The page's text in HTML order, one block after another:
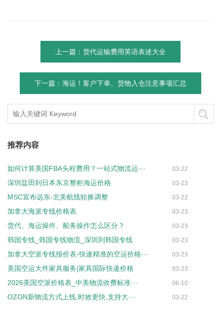
上一篇：货代运输费用英语表述大全
下一篇：海运！客户下单、货物入仓注意事项汇总
推荐内容
如何计算美国FBA头程费用？一站式物流运··· 03-22
深圳盐田到日本东京整柜海运价格 03-23
MSC宣布远东-北美航线轮换调整 03-22
加拿大海派专线价格表 03-23
货代、海运操作、船务操作怎么区分？ 03-23
韩国专线_韩国专线物流_深圳到韩国专线 03-23
加拿大空派专线报价表-快速精准的空运价格··· 03-23
美国空运大件家具服务|家具国际快递价格 03-23
2026美国空派价格表_中美物流收费标准··· 06-10
OZON新物流方式上线,时效更快,支持大··· 03-22